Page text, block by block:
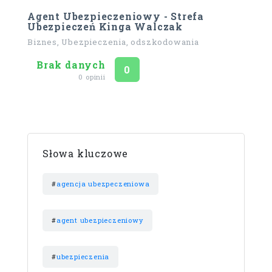
Agent Ubezpieczeniowy - Strefa
Ubezpieczeń Kinga Walczak
Biznes, Ubezpieczenia, odszkodowania
Brak danych
0 opinii
Ocena
0
Słowa kluczowe
#agencja ubezpeczeniowa
#agent ubezpieczeniowy
#ubezpieczenia